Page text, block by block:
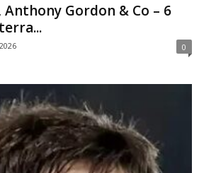
Gordon & Co – 6
0